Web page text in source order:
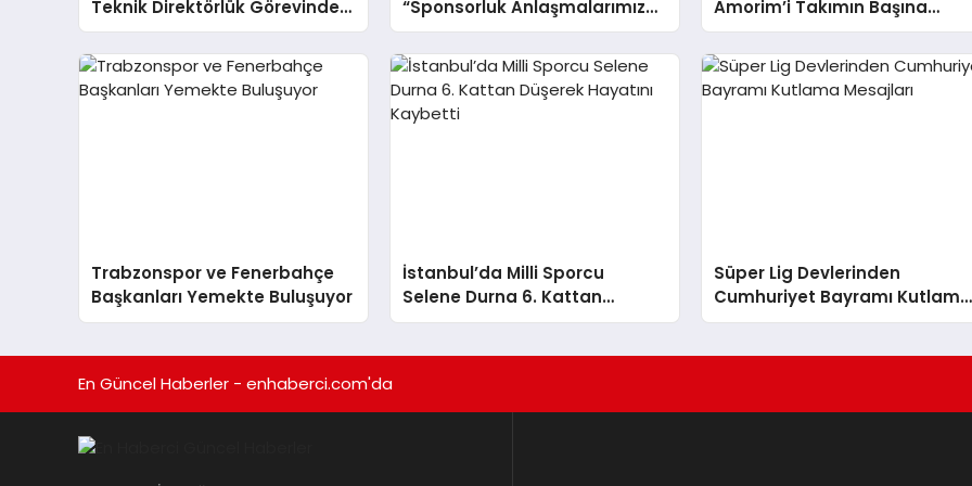
Teknik Direktörlük Görevinden
Ayrıldı
“Sponsorluk Anlaşmalarımız
Tertemiz ve Yasal”
Amorim’i Takımın Başına
Getirdi
Trabzonspor ve Fenerbahçe
Başkanları Yemekte Buluşuyor
İstanbul’da Milli Sporcu
Selene Durna 6. Kattan
Düşerek Hayatını Kaybetti
Süper Lig Devlerinden
Cumhuriyet Bayramı Kutlama
Mesajları
En Güncel Haberler - enhaberci.com'da